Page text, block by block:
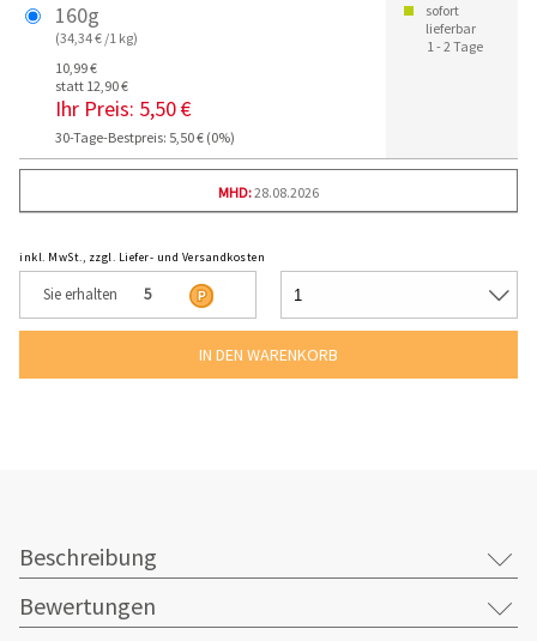
160g
(34,34 € /1 kg)
statt 12,90 €
10,99 €
Ihr Preis: 5,50 €
30-Tage-Bestpreis: 5,50 € (0%)
sofort
lieferbar
1 - 2 Tage
MHD:28.08.2026
inkl. MwSt., zzgl. Liefer- und Versandkosten
Sie erhalten 5
Beschreibung
Bewertungen